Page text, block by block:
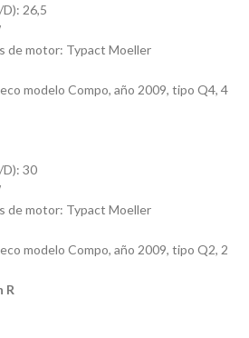
26,5
de motor: Typact Moeller
modelo Compo, año 2009, tipo Q4, 4
30
de motor: Typact Moeller
modelo Compo, año 2009, tipo Q2, 2
R